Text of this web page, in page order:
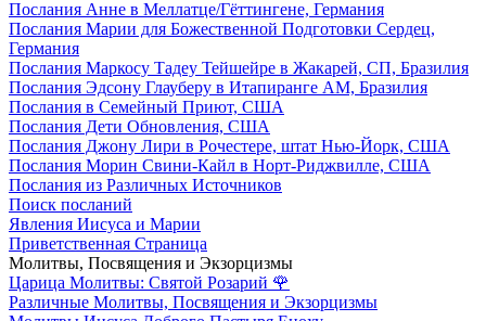
Послания Анне в Меллатце/Гёттингене, Германия
Послания Марии для Божественной Подготовки Сердец,
Германия
Послания Маркосу Тадеу Тейшейре в Жакарей, СП, Бразилия
Послания Эдсону Глауберу в Итапиранге AM, Бразилия
Послания в Семейный Приют, США
Послания Дети Обновления, США
Послания Джону Лири в Рочестере, штат Нью-Йорк, США
Послания Морин Свини-Кайл в Норт-Риджвилле, США
Послания из Различных Источников
Поиск посланий
Явления Иисуса и Марии
Приветственная Страница
Молитвы, Посвящения и Экзорцизмы
Царица Молитвы: Святой Розарий 🌹
Различные Молитвы, Посвящения и Экзорцизмы